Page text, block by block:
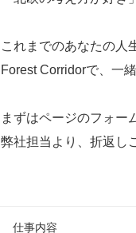
これまでのあなたの人
Forest Corridorで、一
まずはページのフォー
弊社担当より、折返し
仕事内容